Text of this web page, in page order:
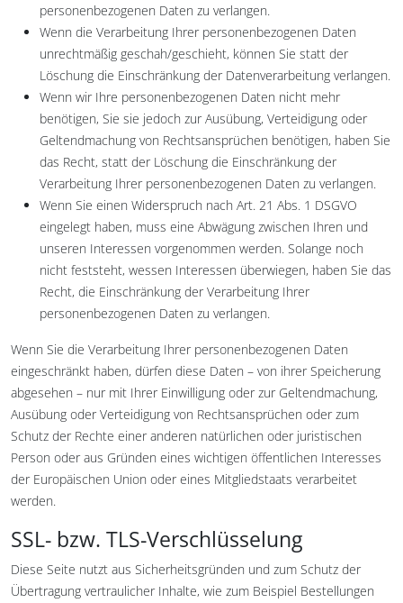
personenbezogenen Daten zu verlangen.
Wenn die Verarbeitung Ihrer personenbezogenen Daten
unrechtmäßig geschah/geschieht, können Sie statt der
Löschung die Einschränkung der Datenverarbeitung verlangen.
Wenn wir Ihre personenbezogenen Daten nicht mehr
benötigen, Sie sie jedoch zur Ausübung, Verteidigung oder
Geltendmachung von Rechtsansprüchen benötigen, haben Sie
das Recht, statt der Löschung die Einschränkung der
Verarbeitung Ihrer personenbezogenen Daten zu verlangen.
Wenn Sie einen Widerspruch nach Art. 21 Abs. 1 DSGVO
eingelegt haben, muss eine Abwägung zwischen Ihren und
unseren Interessen vorgenommen werden. Solange noch
nicht feststeht, wessen Interessen überwiegen, haben Sie das
Recht, die Einschränkung der Verarbeitung Ihrer
personenbezogenen Daten zu verlangen.
Wenn Sie die Verarbeitung Ihrer personenbezogenen Daten
eingeschränkt haben, dürfen diese Daten – von ihrer Speicherung
abgesehen – nur mit Ihrer Einwilligung oder zur Geltendmachung,
Ausübung oder Verteidigung von Rechtsansprüchen oder zum
Schutz der Rechte einer anderen natürlichen oder juristischen
Person oder aus Gründen eines wichtigen öffentlichen Interesses
der Europäischen Union oder eines Mitgliedstaats verarbeitet
werden.
SSL- bzw. TLS-Verschlüsselung
Diese Seite nutzt aus Sicherheitsgründen und zum Schutz der
Übertragung vertraulicher Inhalte, wie zum Beispiel Bestellungen